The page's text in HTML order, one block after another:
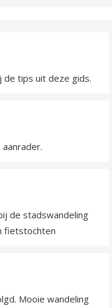
de tips uit deze gids.
de stadswandeling
fietstochten
Mooie wandeling